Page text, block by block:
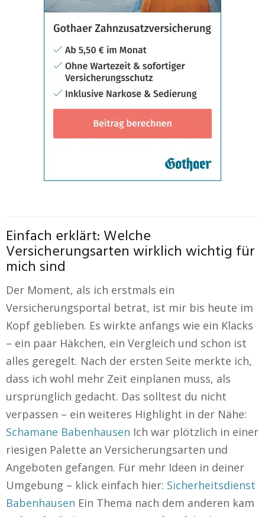
Einfach erklärt: Welche
Versicherungsarten wirklich wichtig für
mich sind
Der Moment, als ich erstmals ein
Versicherungsportal betrat, ist mir bis heute im
Kopf geblieben. Es wirkte anfangs wie ein Klacks
– ein paar Häkchen, ein Vergleich und schon ist
alles geregelt. Nach der ersten Seite merkte ich,
dass ich wohl mehr Zeit einplanen muss, als
ursprünglich gedacht. Das solltest du nicht
verpassen – ein weiteres Highlight in der Nähe:
Schamane Babenhausen Ich war plötzlich in einer
riesigen Palette an Versicherungsarten und
Angeboten gefangen. Für mehr Ideen in deiner
Umgebung – klick einfach hier: Sicherheitsdienst
Babenhausen Ein Thema nach dem anderen kam